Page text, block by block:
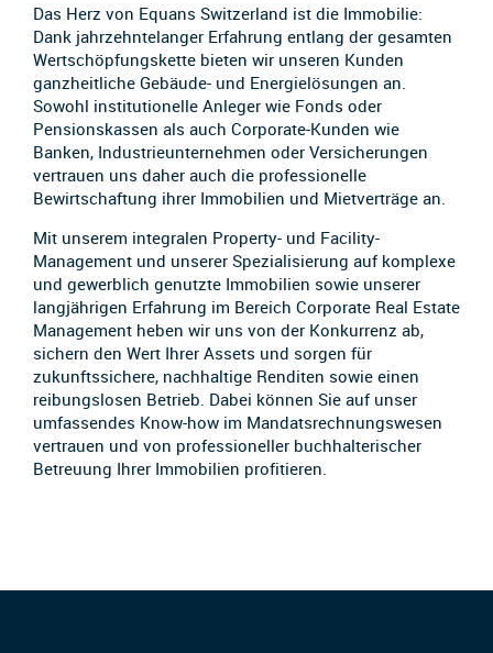
Das Herz von Equans Switzerland ist die Immobilie:
Dank jahrzehntelanger Erfahrung entlang der gesamten
Wertschöpfungskette bieten wir unseren Kunden
ganzheitliche Gebäude- und Energielösungen an.
Sowohl institutionelle Anleger wie Fonds oder
Pensionskassen als auch Corporate-Kunden wie
Banken, Industrieunternehmen oder Versicherungen
vertrauen uns daher auch die professionelle
Bewirtschaftung ihrer Immobilien und Mietverträge an.
Mit unserem integralen Property- und Facility-
Management und unserer Spezialisierung auf komplexe
und gewerblich genutzte Immobilien sowie unserer
langjährigen Erfahrung im Bereich Corporate Real Estate
Management heben wir uns von der Konkurrenz ab,
sichern den Wert Ihrer Assets und sorgen für
zukunftssichere, nachhaltige Renditen sowie einen
reibungslosen Betrieb. Dabei können Sie auf unser
umfassendes Know-how im Mandatsrechnungswesen
vertrauen und von professioneller buchhalterischer
Betreuung Ihrer Immobilien profitieren.